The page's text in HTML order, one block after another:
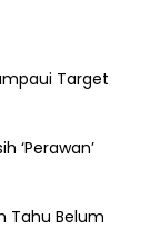
Target
‘Perawan’
Tahu Belum